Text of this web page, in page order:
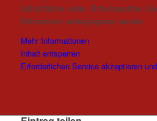
Schaltfläche unten. Bitte beachten
Drittanbieter weitergegeben werden.
Mehr Informationen
Inhalt entsperren
Erforderlichen Service akzeptieren